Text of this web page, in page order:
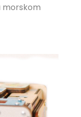
morskom